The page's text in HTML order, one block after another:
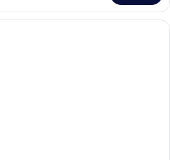
Une cuisine moderne avec des